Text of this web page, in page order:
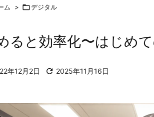
ム > デジタル
ると効率化〜はじめ
年12月2日  2025年11月16日